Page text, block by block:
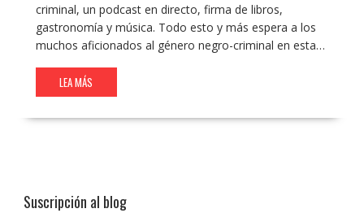
criminal, un podcast en directo, firma de libros,
gastronomía y música. Todo esto y más espera a los
muchos aficionados al género negro-criminal en esta…
LEA MÁS
Suscripción al blog